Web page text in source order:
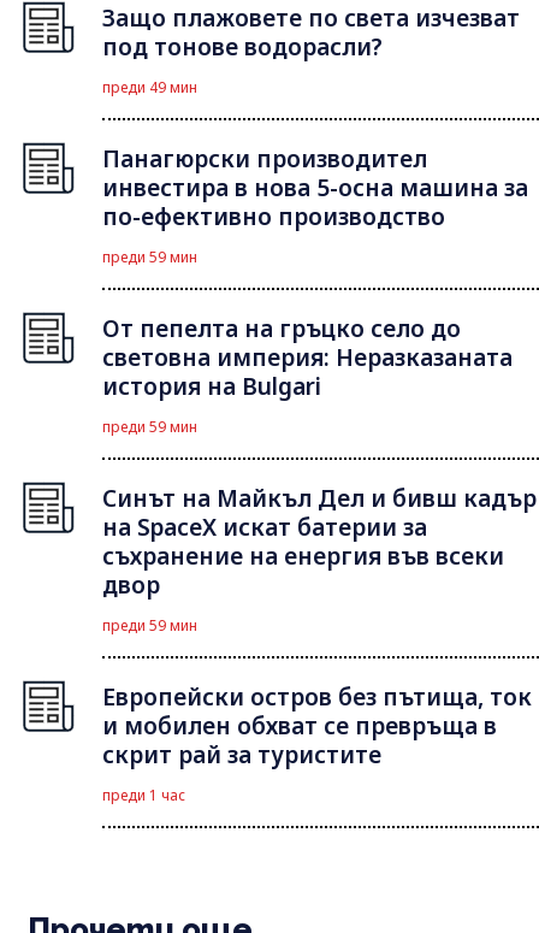
Защо плажовете по света изчезват
под тонове водорасли?
преди 49 мин
Панагюрски производител
инвестира в нова 5-осна машина за
по-ефективно производство
преди 59 мин
От пепелта на гръцко село до
световна империя: Неразказаната
история на Bulgari
преди 59 мин
Синът на Майкъл Дeл и бивш кадър
на SpaceX искат батерии за
съхранение на енергия във всеки
двор
преди 59 мин
Европейски остров без пътища, ток
и мобилен обхват се превръща в
скрит рай за туристите
преди 1 час